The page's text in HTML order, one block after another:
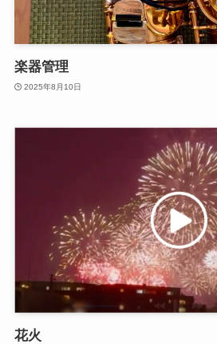
楽器管理
2025年8月10日
花火